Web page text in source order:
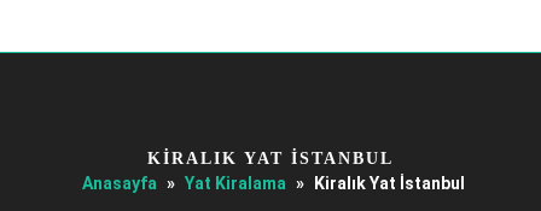
KIRALIK YAT İSTANBUL
Anasayfa » Yat Kiralama » Kiralık Yat İstanbul